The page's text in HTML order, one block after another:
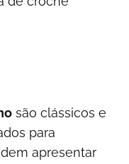
são clássicos e
para
apresentar